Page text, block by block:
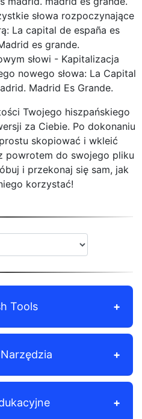
słowa rozpoczynające
La capital de españa es
es grande.
słowi - Kapitalizacja
nowego słowa: La Capital
Madrid Es Grande.
Twojego hiszpańskiego
za Ciebie. Po dokonaniu
skopiować i wkleić
powrotem do swojego pliku
i przekonaj się sam, jak
korzystać!
Tools